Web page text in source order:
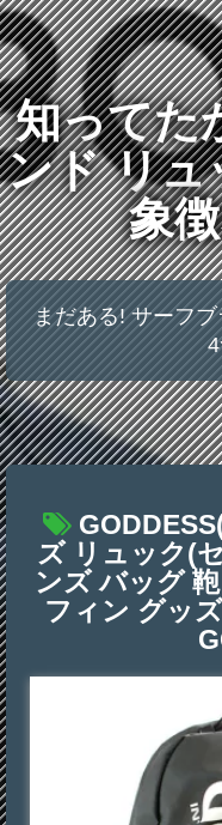
知ってた
ンド リュ
象
まだある! サーフ
ズ リュック(
ンズ バッグ
フィン グッ